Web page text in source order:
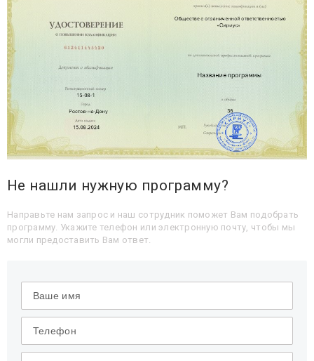
Не нашли нужную программу?
Направьте нам запрос и наш сотрудник поможет Вам подобрать
программу. Укажите телефон или электронную почту, чтобы мы
могли предоставить Вам ответ.